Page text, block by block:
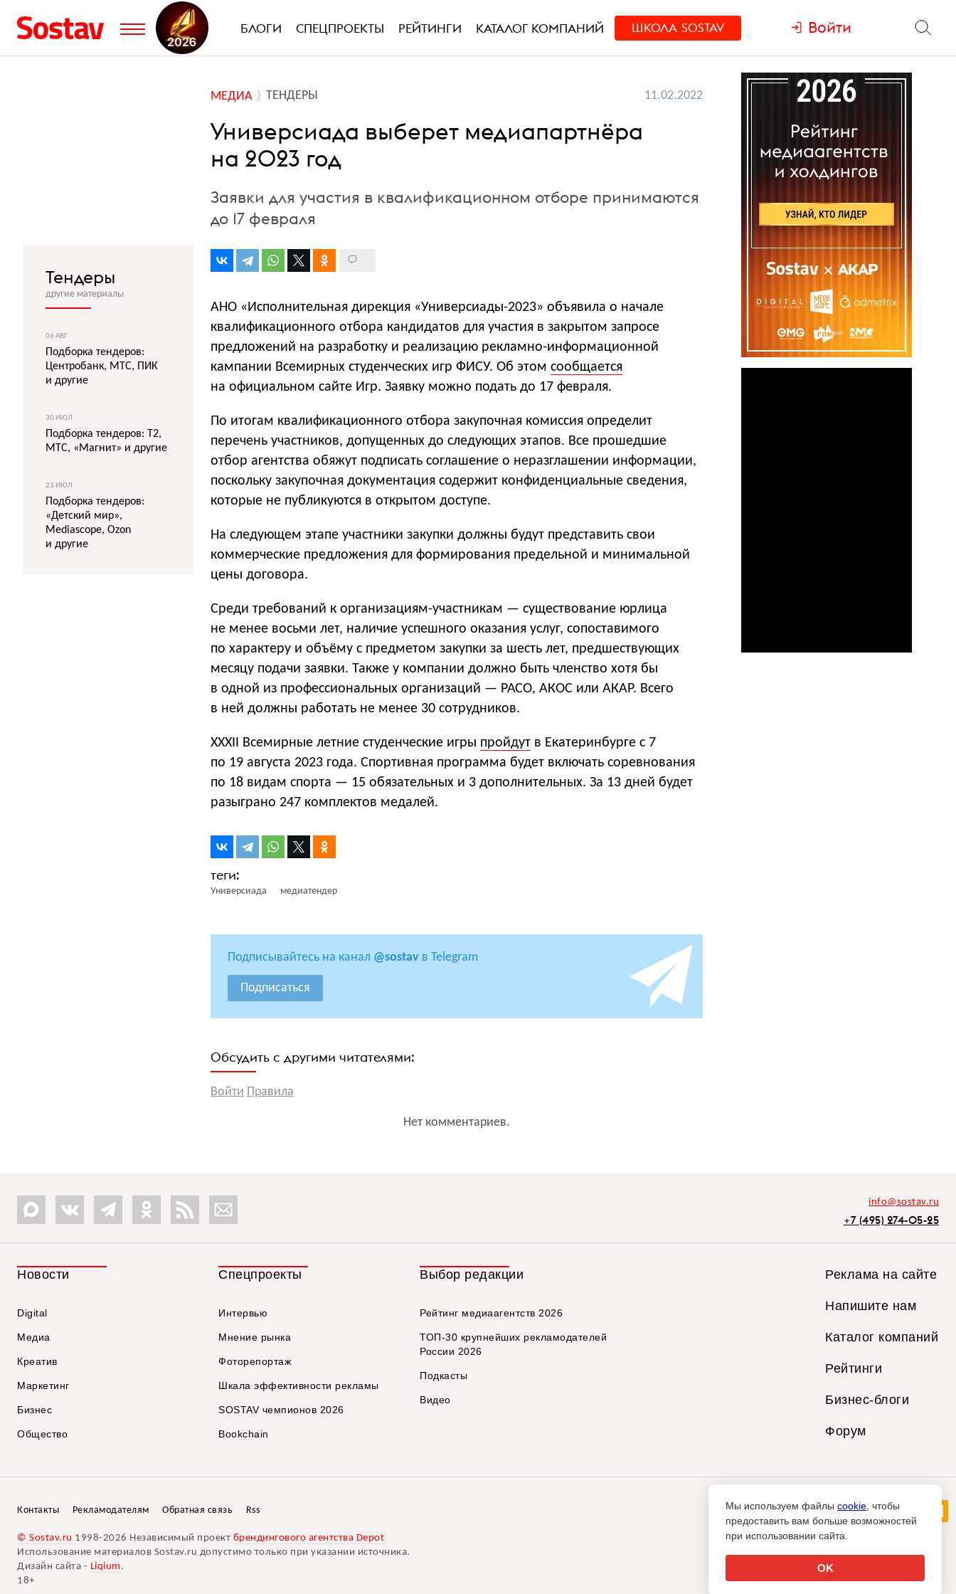
БЛОГИ СПЕЦПРОЕКТЫ РЕЙТИНГИ КАТАЛОГ КОМПАНИЙ ШКОЛА SOSTAV Войти
МЕДИА ТЕНДЕРЫ 11.02.2022
Универсиада выберет медиапартнёра
на 2023 год
Заявки для участия в квалификационном отборе принимаются
до 17 февраля
АНО «Исполнительная дирекция «Универсиады-2023» объявила о начале
квалификационного отбора кандидатов для участия в закрытом запросе
предложений на разработку и реализацию рекламно-информационной
кампании Всемирных студенческих игр ФИСУ. Об этом сообщается
на официальном сайте Игр. Заявку можно подать до 17 февраля.
По итогам квалификационного отбора закупочная комиссия определит
перечень участников, допущенных до следующих этапов. Все прошедшие
отбор агентства обяжут подписать соглашение о неразглашении информации,
поскольку закупочная документация содержит конфиденциальные сведения,
которые не публикуются в открытом доступе.
На следующем этапе участники закупки должны будут представить свои
коммерческие предложения для формирования предельной и минимальной
цены договора.
Среди требований к организациям-участникам — существование юрлица
не менее восьми лет, наличие успешного оказания услуг, сопоставимого
по характеру и объёму с предметом закупки за шесть лет, предшествующих
месяцу подачи заявки. Также у компании должно быть членство хотя бы
в одной из профессиональных организаций — РАСО, АКОС или АКАР. Всего
в ней должны работать не менее 30 сотрудников.
XXXII Всемирные летние студенческие игры пройдут в Екатеринбурге с 7
по 19 августа 2023 года. Спортивная программа будет включать соревнования
по 18 видам спорта — 15 обязательных и 3 дополнительных. За 13 дней будет
разыграно 247 комплектов медалей.
Универсиада медиатендер
Подписывайтесь на канал @sostav в Telegram
Подписаться
Обсудить с другими читателями:
Войти Правила
Нет комментариев.
Тендеры
другие материалы
06 АВГ
Подборка тендеров:
Центробанк, МТС, ПИК
и другие
30 ИЮЛ
Подборка тендеров: T2,
МТС, «Магнит» и другие
23 ИЮЛ
Подборка тендеров:
«Детский мир»,
Mediascope, Ozon
и другие
info@sostav.ru
+7 (495) 274-05-25
Новости
Digital
Медиа
Креатив
Маркетинг
Бизнес
Общество
Спецпроекты
Интервью
Мнение рынка
Фоторепортаж
Шкала эффективности рекламы
SOSTAV чемпионов 2026
Bookchain
Выбор редакции
Рейтинг медиаагентств 2026
ТОП-30 крупнейших рекламодателей
России 2026
Подкасты
Видео
Реклама на сайте
Напишите нам
Каталог компаний
Рейтинги
Бизнес-блоги
Форум
Контакты Рекламодателям Обратная связь Rss
© Sostav.ru 1998-2026 Независимый проект брендингового агентства Depot
Использование материалов Sostav.ru допустимо только при указании источника.
Дизайн сайта - Liqium .
18+
Мы используем файлы cookie , чтобы
предоставить вам больше возможностей
при использовании сайта.
OK